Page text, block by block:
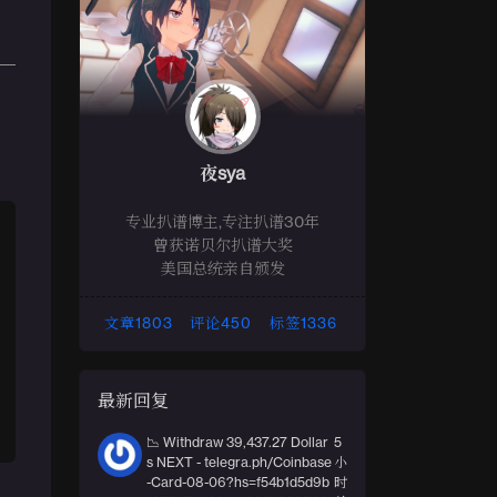
夜sya
专业扒谱博主,专注扒谱30年
曾获诺贝尔扒谱大奖
美国总统亲自颁发
文章1803 评论450 标签1336
最新回复
📉 Withdraw 39,437.27 Dollar
s NEXT - telegra.ph/Coinbase
-Card-08-06?hs=f54b1d5d9b
5
小
时